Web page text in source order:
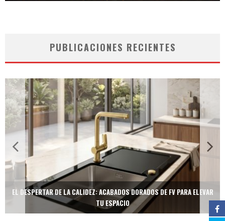
PUBLICACIONES RECIENTES
EL DESPERTAR DE LA CALIDEZ: ACABADOS DORADOS DE FV PARA ELEVAR
TU ESPACIO